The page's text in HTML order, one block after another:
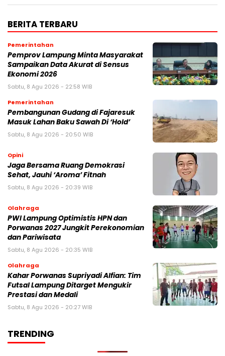
BERITA TERBARU
Pemerintahan
Pemprov Lampung Minta Masyarakat
Sampaikan Data Akurat di Sensus
Ekonomi 2026
Sabtu, 8 Agu 2026 - 22:58 WIB
Pemerintahan
Pembangunan Gudang di Fajaresuk
Masuk Lahan Baku Sawah Di ‘Hold’
Sabtu, 8 Agu 2026 - 20:50 WIB
Opini
Jaga Bersama Ruang Demokrasi
Sehat, Jauhi ‘Aroma’ Fitnah
Sabtu, 8 Agu 2026 - 20:39 WIB
Olahraga
PWI Lampung Optimistis HPN dan
Porwanas 2027 Jungkit Perekonomian
dan Pariwisata
Sabtu, 8 Agu 2026 - 20:35 WIB
Olahraga
Kahar Porwanas Supriyadi Alfian: Tim
Futsal Lampung Ditarget Mengukir
Prestasi dan Medali
Sabtu, 8 Agu 2026 - 20:27 WIB
TRENDING